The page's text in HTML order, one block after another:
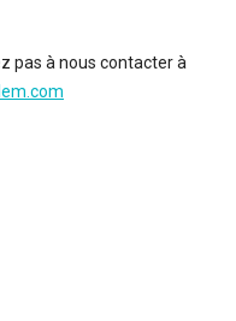
pas à nous contacter à